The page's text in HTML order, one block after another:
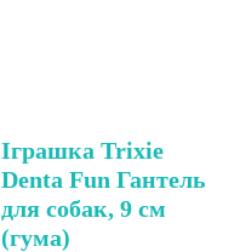
Іграшка Trixie
Denta Fun Гантель
для собак, 9 см
(гума)